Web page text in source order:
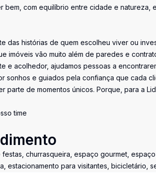
bem, com equilíbrio entre cidade e natureza,
das histórias de quem escolheu viver ou
imóveis vão muito além de paredes e
e acolhedor, ajudamos pessoas a
sonhos e guiados pela confiança que cada
parte de momentos únicos. Porque, para a
time
churrasqueira, espaço gourmet,
estacionamento para visitantes, bicicletário,